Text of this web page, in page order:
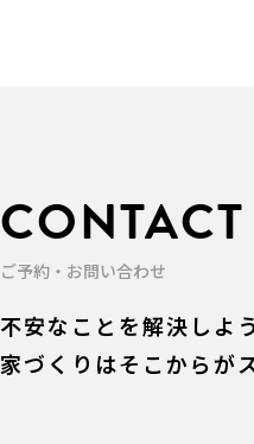
ご予約・お問い合わせ
不安なことを解決しよう
家づくりはそこからが